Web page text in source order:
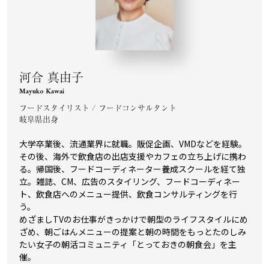
河合 真由子
Mayuko Kawai
フードスタイリスト / フードコンサルタント
岐阜県出身
大学卒業後、流通業界に就職。販促企画、VMDなどを経験。
その後、海外で飲食店の出店支援やカフェの立ち上げに携わ
る。帰国後、フードコーディネーター養成スクールを経て独
立。雑誌、CM、広告のスタイリング、フードコーディネー
ト、飲食店へのメニュー提供、飲食コンサルティングを行
う。
めざましTVのお仕事がきっかけで朝型のライフスタイルにめ
ざめ、朝ごはんメニューの提案と朝の時間をもっとたのしみ
たい女子の朝活コミュニティ「とっておきの朝食会」を主
催。